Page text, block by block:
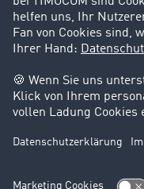
Kontakt
Rechtliches
Impressum
AGB